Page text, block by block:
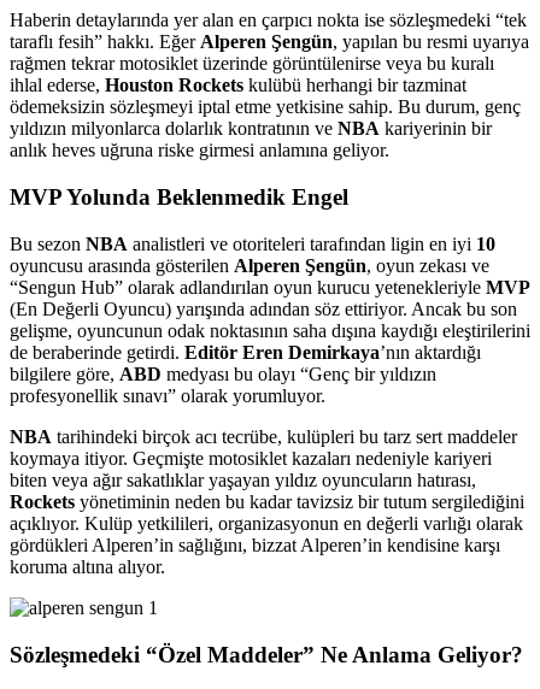
Haberin detaylarında yer alan en çarpıcı nokta ise sözleşmedeki “tek
taraflı fesih” hakkı. EğerAlperen Şengün, yapılan bu resmi uyarıya
rağmen tekrar motosiklet üzerinde görüntülenirse veya bu kuralı
ihlal ederse, Houston Rockets kulübü herhangi bir tazminat
ödemeksizin sözleşmeyi iptal etme yetkisine sahip. Bu durum, genç
yıldızın milyonlarca dolarlık kontratının ve NBA kariyerinin bir
anlık heves uğruna riske girmesi anlamına geliyor.
MVP Yolunda Beklenmedik Engel
Bu sezon NBA analistleri ve otoriteleri tarafından ligin en iyi 10
oyuncusu arasında gösterilen Alperen Şengün, oyun zekası ve
“Sengun Hub” olarak adlandırılan oyun kurucu yetenekleriyle MVP
(En Değerli Oyuncu) yarışında adından söz ettiriyor. Ancak bu son
gelişme, oyuncunun odak noktasının saha dışına kaydığı eleştirilerini
de beraberinde getirdi. Editör Eren Demirkaya’nın aktardığı
bilgilere göre, ABD medyası bu olayı “Genç bir yıldızın
profesyonellik sınavı” olarak yorumluyor.
NBA tarihindeki birçok acı tecrübe, kulüpleri bu tarz sert maddeler
koymaya itiyor. Geçmişte motosiklet kazaları nedeniyle kariyeri
biten veya ağır sakatlıklar yaşayan yıldız oyuncuların hatırası,
Rockets yönetiminin neden bu kadar tavizsiz bir tutum sergilediğini
açıklıyor. Kulüp yetkilileri, organizasyonun en değerli varlığı olarak
gördükleri Alperen’in sağlığını, bizzat Alperen’in kendisine karşı
koruma altına alıyor.
Sözleşmedeki “Özel Maddeler” Ne Anlama Geliyor?